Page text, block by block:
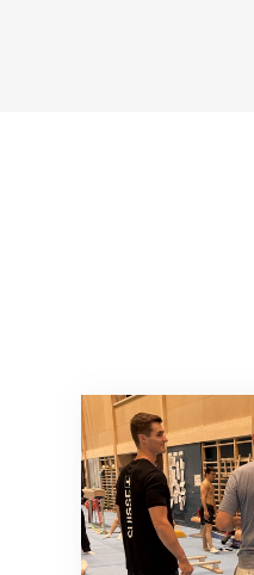
Mit klaren